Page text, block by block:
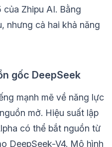
Zhipu AI. Bằng
nhưng cả hai khả năng
gốc DeepSeek
mạnh mẽ về năng lực
mở. Hiệu suất lập
có thể bắt nguồn từ
DeepSeek-V4. Mô hình